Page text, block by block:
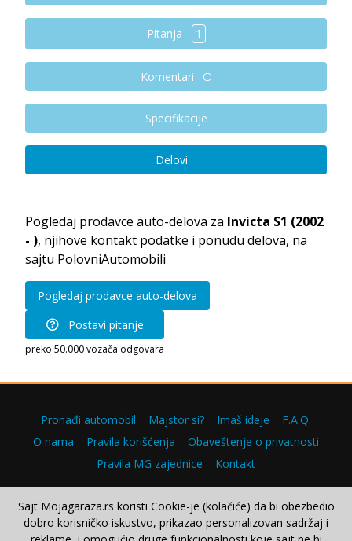
Pitanja 1
Komentari
Specifikacije
Delovi
Pogledaj prodavce auto-delova za Invicta S1 (2002
- ), njihove kontakt podatke i ponudu delova, na
sajtu PolovniAutomobili
Pogledaj prodavce auto-delova
Postavi pitanje
preko 50.000 vozača odgovara
Pronađi automobil Majstor si? Imaš ideje
F.A.Q.
O nama
Pravila korišćenja
Obaveštenje o privatnosti
Pravila MG zajednice
Kontakt
Copyright © 2000–2026.
Sajt Mojagaraza.rs koristi Cookie-je (kolačiće) da bi obezbedio
dobro korisničko iskustvo, prikazao personalizovan sadržaj i